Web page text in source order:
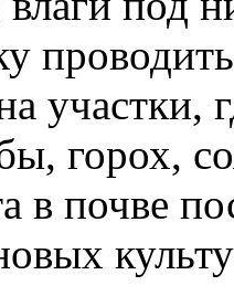
участки,
горох,
в почве